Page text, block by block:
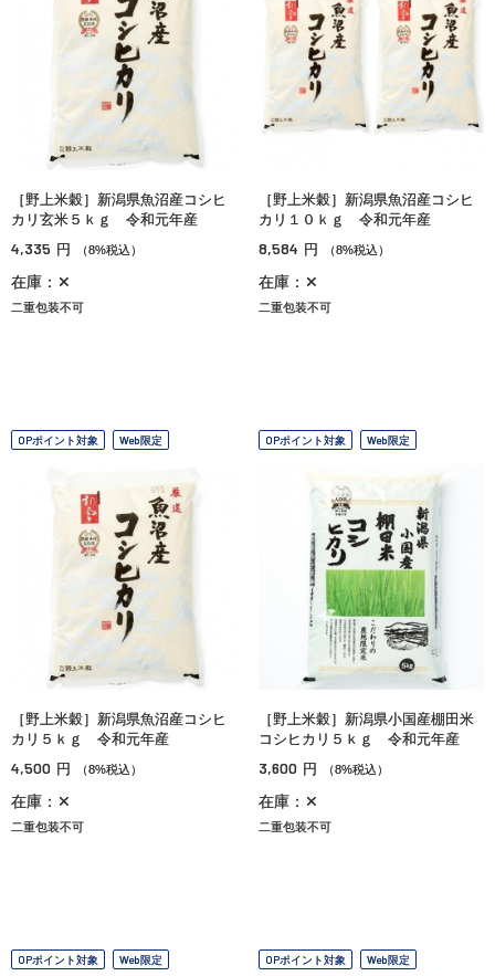
［野上米穀］新潟県魚沼産コシヒ
カリ玄米５ｋｇ 令和元年産
4,335 円 （8%税込）
在庫：✕
二重包装不可
［野上米穀］新潟県魚沼産コシヒ
カリ１０ｋｇ 令和元年産
8,584 円 （8%税込）
在庫：✕
二重包装不可
OPポイント対象 Web限定
［野上米穀］新潟県魚沼産コシヒ
カリ５ｋｇ 令和元年産
4,500 円 （8%税込）
在庫：✕
二重包装不可
OPポイント対象 Web限定
［野上米穀］新潟県小国産棚田米
コシヒカリ５ｋｇ 令和元年産
3,600 円 （8%税込）
在庫：✕
二重包装不可
OPポイント対象 Web限定 OPポイント対象 Web限定